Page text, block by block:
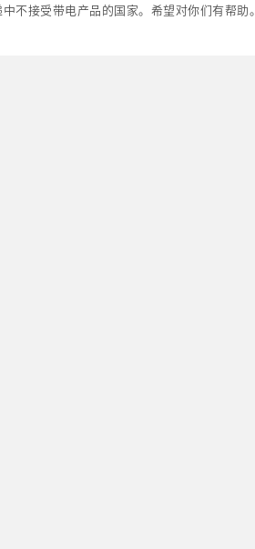
不接受带电产品的国家。希望对你们有帮助。